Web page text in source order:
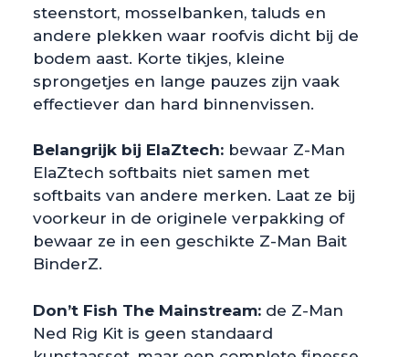
steenstort, mosselbanken, taluds en
andere plekken waar roofvis dicht bij de
bodem aast. Korte tikjes, kleine
sprongetjes en lange pauzes zijn vaak
effectiever dan hard binnenvissen.
Belangrijk bij ElaZtech: bewaar Z-Man
ElaZtech softbaits niet samen met
softbaits van andere merken. Laat ze bij
voorkeur in de originele verpakking of
bewaar ze in een geschikte Z-Man Bait
BinderZ.
Don’t Fish The Mainstream: de Z-Man
Ned Rig Kit is geen standaard